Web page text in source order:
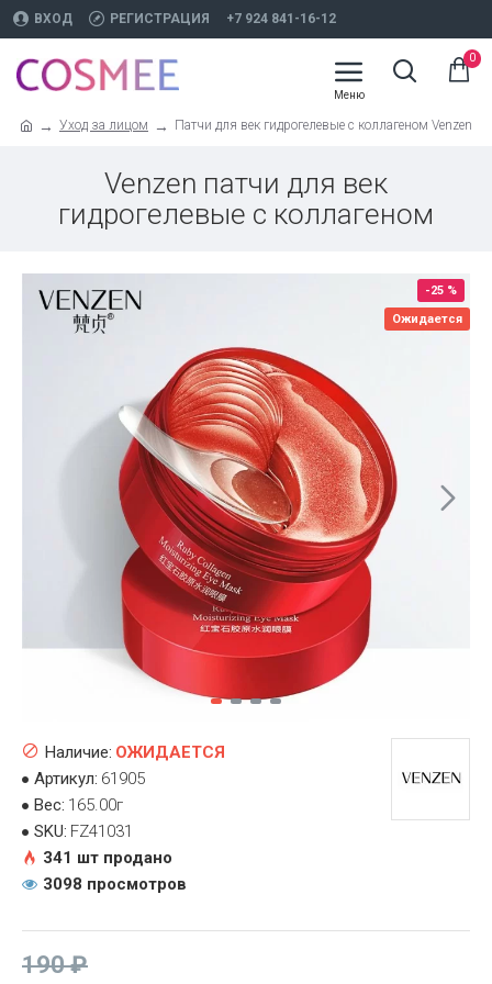
ВХОД РЕГИСТРАЦИЯ +7 924 841-16-12
0
Уход за лицом Патчи для век гидрогелевые с коллагеном Venzen
Venzen патчи для век
гидрогелевые с коллагеном
-25 %
Ожидается
190 ₽
Наличие: ОЖИДАЕТСЯ
Артикул: 61905
Вес: 165.00г
SKU: FZ41031
341 шт продано
3098 просмотров